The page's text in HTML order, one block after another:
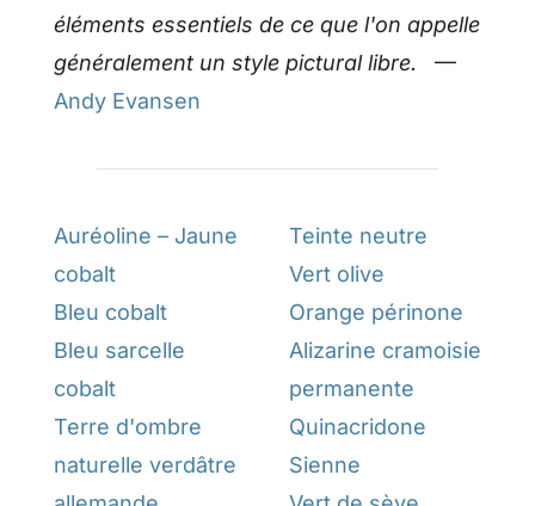
éléments essentiels de ce que l'on appelle
généralement un style pictural libre. —
Andy Evansen
Auréoline – Jaune
cobalt
Bleu cobalt
Bleu sarcelle
cobalt
Terre d'ombre
naturelle verdâtre
Teinte neutre
Vert olive
Orange périnone
Alizarine cramoisie
permanente
Quinacridone
Sienne